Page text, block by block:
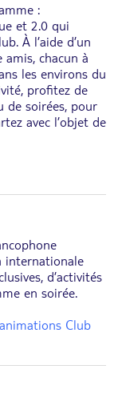
:
et 2.0 qui
À l’aide d’un
chacun à
les environs du
profitez de
de soirées, pour
avec l’objet de
internationale
d’activités
en soirée.
Club